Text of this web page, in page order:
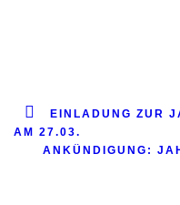
EINLADUNG ZUR
AM 27.03.
ANKÜNDIGUNG: